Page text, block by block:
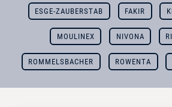
ESGE-ZAUBERSTAB FAKIR
MOULINEX NIVONA
ROMMELSBACHER ROWENTA